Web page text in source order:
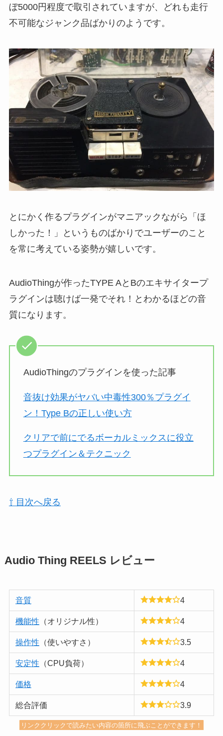
ぼ5000円程度で取引されていますが、どれも走行
不可能なジャンク品ばかりのようです。
とにかく作るプラグインがマニアックながら「ほ
しかった！」というものばかりでユーザーのこと
を常に考えている姿勢が嬉しいです。
AudioThingが作ったTYPE AとBのエキサイタープ
ラグインは聴けば一発でそれ！とわかるほどの音
質になります。
AudioThingのプラグインを使った記事
音抜け効果がヤバい中毒性300％プラグイ
ン！Type Bの正しい使い方
クリアで前にでるボーカルミックスに役立
つプラグイン＆テクニック
⇧ 目次へ戻る
Audio Thing REELS レビュー
音質 4
機能性 （オリジナル性） 4
操作性 （使いやすさ） 3.5
安定性 （CPU負荷） 4
価格 4
総合評価 3.9
リンククリックで読みたい内容の箇所に飛ぶことができます！